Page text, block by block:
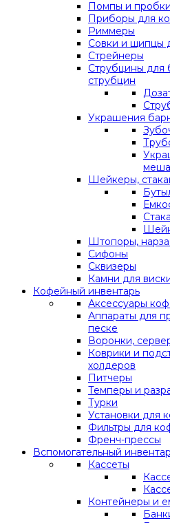
Помпы и пробки
Приборы для
Риммеры
Совки и щипцы
Стрейнеры
Струбцины для
струбцин
Украшения
Шейкеры,
Штопоры,
Сифоны
Сквизеры
Камни для
Кофейный инвентарь
Аксессуары
Аппараты для
песке
Воронки,
Коврики и
холдеров
Питчеры
Темперы и
Турки
Установки для
Фильтры для
Френч-прессы
Вспомогательный
Кассеты
Контейнеры и